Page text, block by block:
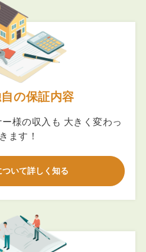
の保証内容
様の収入も 大きく変わっ
ます！
いて詳しく知る